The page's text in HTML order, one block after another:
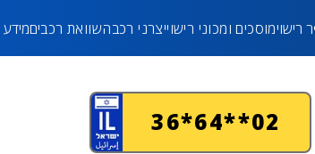
רישוימוסכים ומכוני רישוייצרני רכבהשוואת רכביםמידע
36*64**02